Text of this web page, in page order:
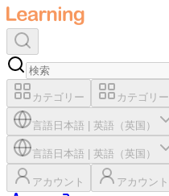
カテゴリー カテゴリー
言語 日本語 英語（英国）
言語 日本語 英語（英国）
アカウント アカウント